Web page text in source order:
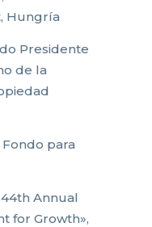
Hungría
Presidente
de la
para
44th Annual
for Growth»,